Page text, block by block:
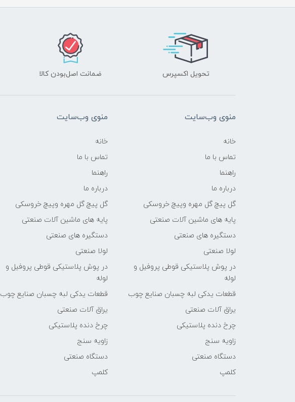
تحویل اکسپرس ضمانت اصل‌بودن کالا
منوی وب‌سایت
خانه
تماس با ما
راهنما
درباره ما
گل پیچ گل مهره وپیچ خروسکی
پایه های ماشین آلات صنعتی
دستگیره های صنعتی
لولا صنعتی
در پوش پلاستیکی قوطی پروفیل و
لوله
قطعات یدکی لبه چسبان صنایع چوب
یراق آلات صنعتی
چرخ دنده پلاستیکی
زاویه سنج
دستگاه صنعتی
کلمپ
منوی وب‌سایت
خانه
تماس با ما
راهنما
درباره ما
گل پیچ گل مهره وپیچ خروسکی
پایه های ماشین آلات صنعتی
دستگیره های صنعتی
لولا صنعتی
در پوش پلاستیکی قوطی پروفیل و
لوله
قطعات یدکی لبه چسبان صنایع چوب
یراق آلات صنعتی
چرخ دنده پلاستیکی
زاویه سنج
دستگاه صنعتی
کلمپ